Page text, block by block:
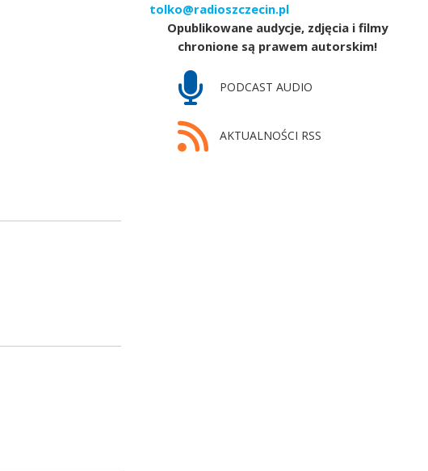
tolko@radioszczecin.pl
Opublikowane audycje, zdjęcia i filmy
chronione są prawem autorskim!
PODCAST AUDIO
AKTUALNOŚCI RSS